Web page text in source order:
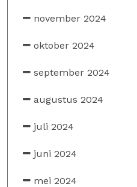
november 2024
oktober 2024
september 2024
augustus 2024
juli 2024
juni 2024
mei 2024